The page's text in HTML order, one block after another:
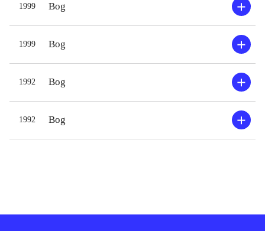
1999 Bog
1999 Bog
1992 Bog
1992 Bog